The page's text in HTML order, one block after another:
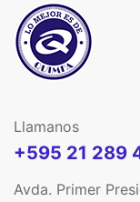
Llamanos
+595 21 289
Avda. Primer